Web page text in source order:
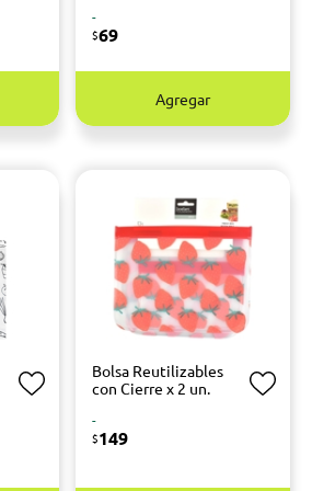
-
$69
Agregar
Bolsa Reutilizables
con Cierre x 2 un.
-
$149